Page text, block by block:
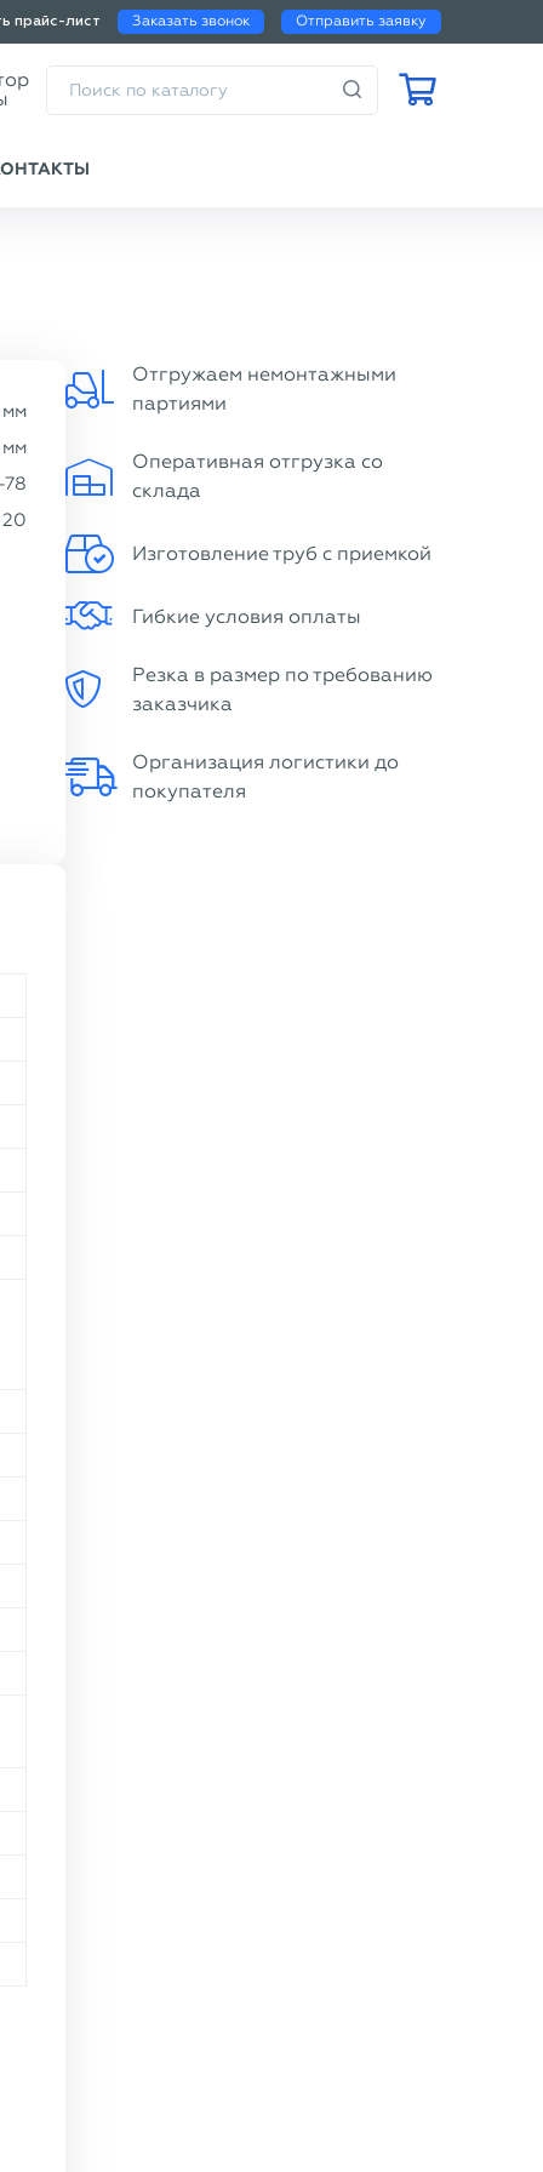
прайс-лист Заказать звонок Отправить заявку
Калькулятор
мм
мм
78
20
Отгружаем немонтажными
партиями
Оперативная отгрузка со
склада
Изготовление труб с приемкой
Гибкие условия оплаты
Резка в размер по требованию
заказчика
Организация логистики до
покупателя